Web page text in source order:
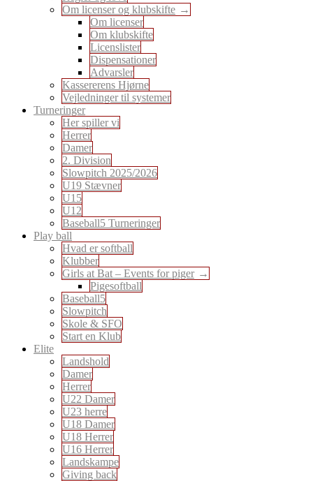
Om licenser og klubskifte
Om licenser
Om klubskifte
Licenslister
Dispensationer
Advarsler
Kassererens Hjørne
Vejledninger til systemer
Turneringer
Her spiller vi
Herrer
Damer
2. Division
Slowpitch 2025/2026
U19 Stævner
U15
U12
Baseball5 Turneringer
Play ball
Hvad er softball
Klubber
Girls at Bat – Events for piger
Pigesoftball
Baseball5
Slowpitch
Skole & SFO
Start en Klub
Elite
Landshold
Damer
Herrer
U22 Damer
U23 herre
U18 Damer
U18 Herrer
U16 Herrer
Landskampe
Giving back